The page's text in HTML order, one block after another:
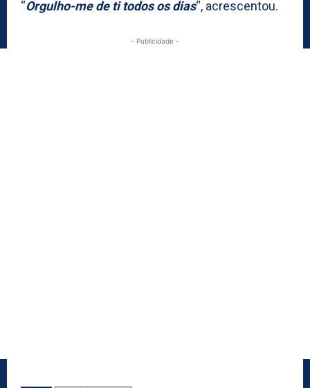
“Orgulho-me de ti todos os dias“, acrescentou.
- Publicidade -